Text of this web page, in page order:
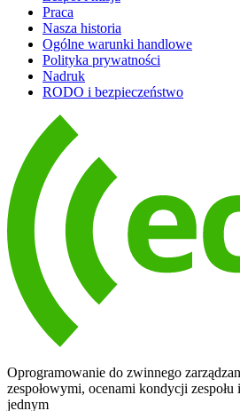
Praca
Nasza historia
Ogólne warunki handlowe
Polityka prywatności
Nadruk
RODO i bezpieczeństwo
Oprogramowanie do zwinnego
zespołowymi, ocenami kondycji
jednym